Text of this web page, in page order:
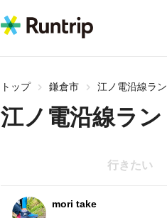
トップ 鎌倉市 江ノ電沿線ラン
江ノ電沿線ラン
行きたい
mori take